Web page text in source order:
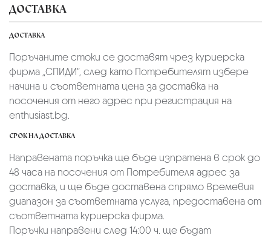
ДОСТАВКА
ДОСТАВКА
Поръчаните стоки се доставят чрез куриерскa
фирмa „СПИДИ“, след като Потребителят избере
начина и съответната цена за доставка на
посочения от него адрес при регистрация на
enthusiast.bg.
СРОК НА ДОСТАВКА
Направената поръчка ще бъде изпратена в срок до
48 часа на посочения от Потребителя адрес за
доставка, и ще бъде доставена спрямо времевия
диапазон за съответната услуга, предоставена от
съответната куриерска фирма.
Поръчки направени след 14:00 ч. ще бъдат